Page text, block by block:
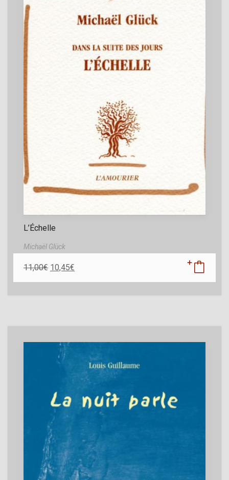
L’Échelle
Michaël Glück
11,00€ 10,45€